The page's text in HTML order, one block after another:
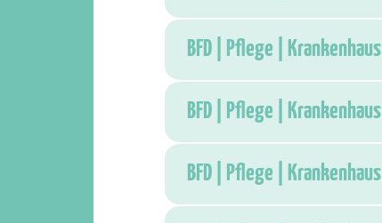
BFD | Pflege | Krankenhaus
BFD | Pflege | Krankenhaus
BFD | Pflege | Krankenhaus